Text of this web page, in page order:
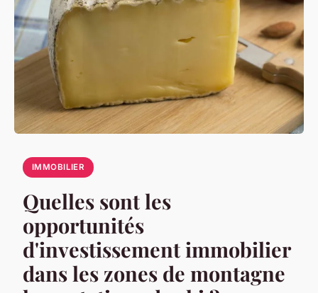
IMMOBILIER
Quelles sont les
opportunités
d'investissement immobilier
dans les zones de montagne